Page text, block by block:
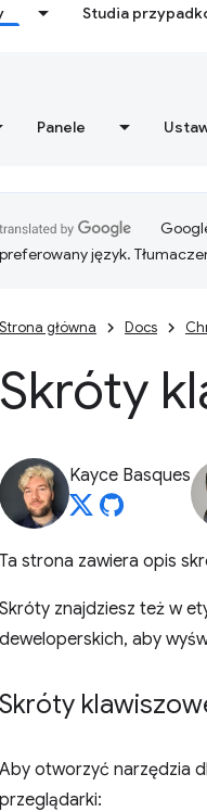
Studia
Panele
preferowany język.
Strona główna Docs
Skróty
Kayce Basques
Ta strona zawiera opis
Skróty znajdziesz też w
deweloperskich, aby
Skróty
Aby otworzyć narzędzia
przeglądarki: